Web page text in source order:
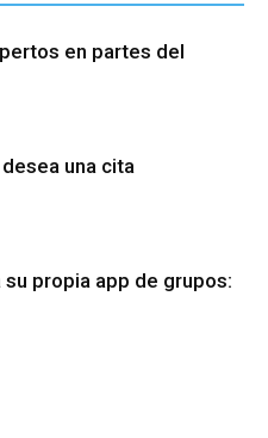
en partes del
una cita
su propia app de grupos: